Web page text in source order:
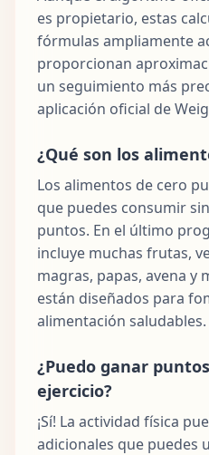
es propietario, estas
fórmulas ampliamente
proporcionan
un seguimiento más
aplicación oficial de
¿Qué son los
Los alimentos de cero
que puedes consumir
puntos. En el último
incluye muchas frutas,
magras, papas, avena y
están diseñados para
alimentación saludables.
¿Puedo ganar
ejercicio?
¡Sí! La actividad física
adicionales que puedes